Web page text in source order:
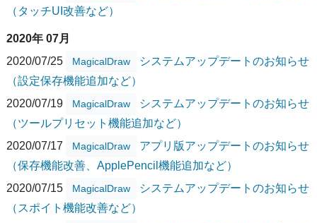
（タッチUI改善など）
2020年 07月
2020/07/25
MagicalDraw
システムアップデートのお知らせ
（設定保存機能追加など）
2020/07/19
MagicalDraw
システムアップデートのお知らせ
（ツールプリセット機能追加など）
2020/07/17
MagicalDraw
アプリ版アップデートのお知らせ
（保存機能改善、ApplePencil機能追加など）
2020/07/15
MagicalDraw
システムアップデートのお知らせ
（スポイト機能改善など）